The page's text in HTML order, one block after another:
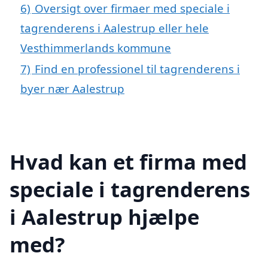
6) Oversigt over firmaer med speciale i
tagrenderens i Aalestrup eller hele
Vesthimmerlands kommune
7) Find en professionel til tagrenderens i
byer nær Aalestrup
Hvad kan et firma med
speciale i tagrenderens
i Aalestrup hjælpe
med?